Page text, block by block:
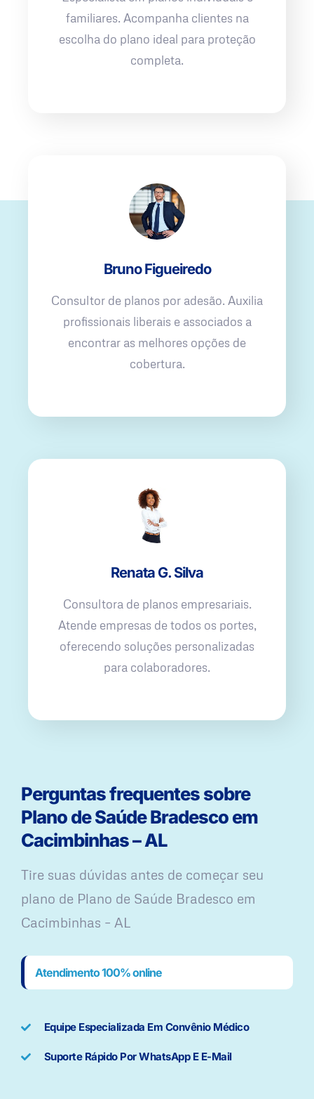
familiares. Acompanha clientes na
escolha do plano ideal para proteção
completa.
Bruno Figueiredo
Consultor de planos por adesão. Auxilia
profissionais liberais e associados a
encontrar as melhores opções de
cobertura.
Renata G. Silva
Consultora de planos empresariais.
Atende empresas de todos os portes,
oferecendo soluções personalizadas
para colaboradores.
Perguntas frequentes sobre
Plano de Saúde Bradesco em
Cacimbinhas – AL
Tire suas dúvidas antes de começar seu
plano ​de Plano de Saúde Bradesco em
Cacimbinhas – AL
Atendimento 100% online
Equipe Especializada Em Convênio Médico
Suporte Rápido Por WhatsApp E E-Mail